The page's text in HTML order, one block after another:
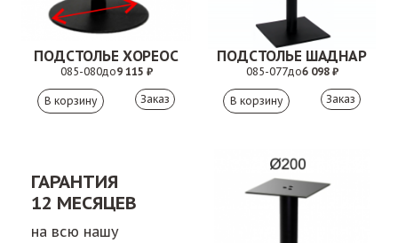
ПОДСТОЛЬЕ ХОРЕОС
085-080до9 115 ₽
Заказ
ПОДСТОЛЬЕ ШАДНАР
085-077до6 098 ₽
Заказ
ГАРАНТИЯ
12 МЕСЯЦЕВ
на всю нашу